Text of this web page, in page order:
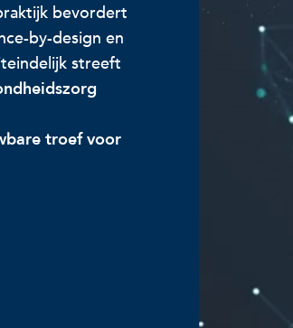
bevordert
by-design en
streeft
troef voor